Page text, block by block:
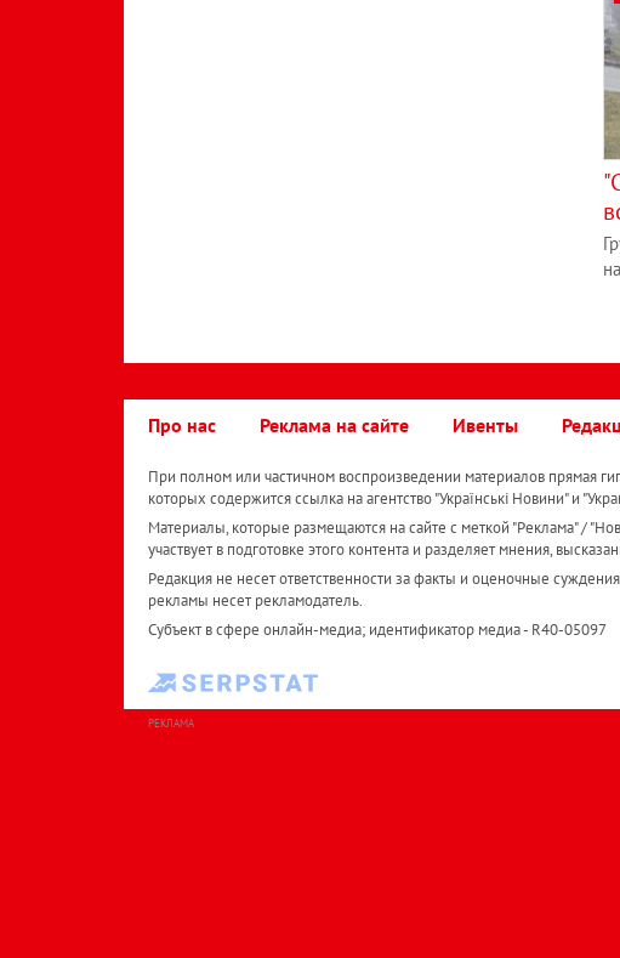
Про нас Реклама на сайте Ивенты
При полном или частичном воспроизведении материалов прямая
которых содержится ссылка на агентство "Українськi Новини" и
Материалы, которые размещаются на сайте с меткой "Реклама" /
участвует в подготовке этого контента и разделяет мнения,
Редакция не несет ответственности за факты и оценочные
рекламы несет рекламодатель.
Субъект в сфере онлайн-медиа; идентификатор медиа - R40-05097
РЕКЛАМА